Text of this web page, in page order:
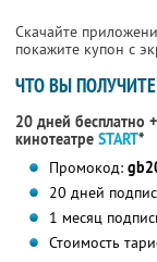
Скачайте
покажите купон с
ЧТО ВЫ ПОЛУЧИТЕ
20 дней бесплатно
кинотеатре START*
Промокод:
20 дней
1 месяц
Стоимость